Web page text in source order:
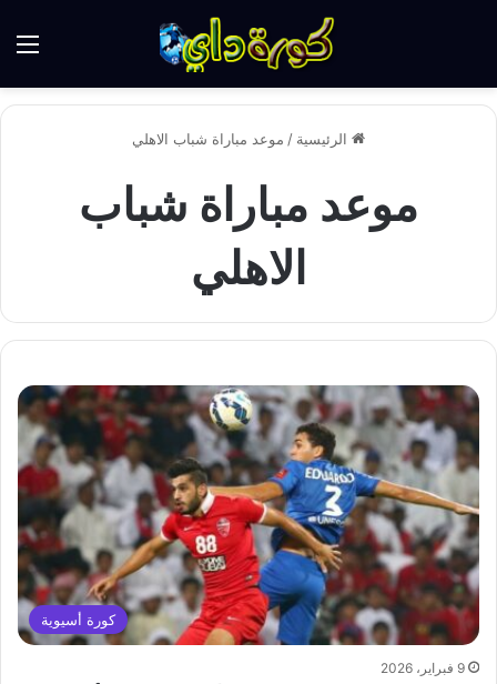
الرئيسية / موعد مباراة شباب الاهلي
موعد مباراة شباب
الاهلي
كورة أسيوية
9 فبراير، 2026